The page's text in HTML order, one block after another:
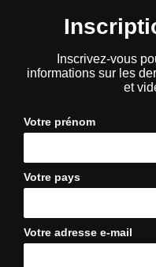
Inscrivez-vous
informations sur les
et
Votre prénom
Votre pays
Votre adresse e-mail